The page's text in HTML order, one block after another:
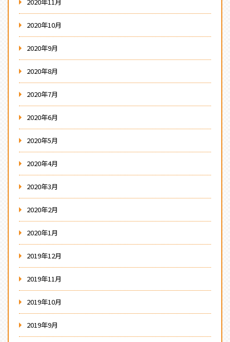
2020年10月
2020年9月
2020年8月
2020年7月
2020年6月
2020年5月
2020年4月
2020年3月
2020年2月
2020年1月
2019年12月
2019年11月
2019年10月
2019年9月